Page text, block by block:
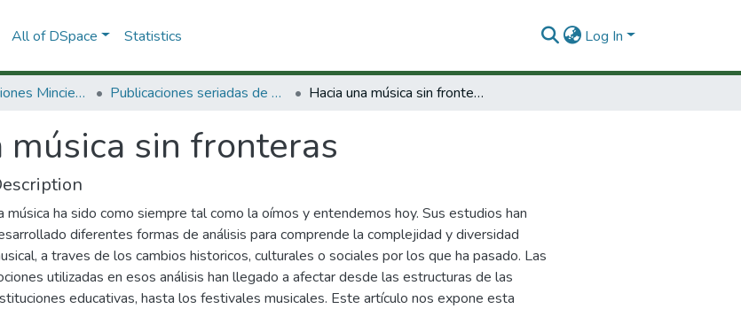
All of DSpace Statistics Log In
3.2.2. Publicaciones Minciencias Publicaciones seriadas de Minciencias Hacia una música sin fronteras
música sin fronteras
música ha sido como siempre tal como la oímos y entendemos hoy. Sus estudios han
diferentes formas de análisis para comprende la complejidad y diversidad
a traves de los cambios historicos, culturales o sociales por los que ha pasado. Las
utilizadas en esos análisis han llegado a afectar desde las estructuras de las
educativas, hasta los festivales musicales. Este artículo nos expone esta